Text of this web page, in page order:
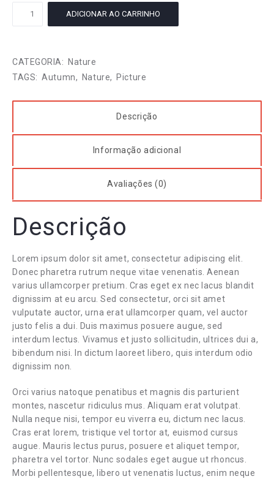
ADICIONAR AO CARRINHO
CATEGORIA: Nature
TAGS: Autumn, Nature, Picture
Descrição
Informação adicional
Avaliações (0)
Descrição
Lorem ipsum dolor sit amet, consectetur adipiscing elit.
Donec pharetra rutrum neque vitae venenatis. Aenean
varius ullamcorper pretium. Cras eget ex nec lacus blandit
dignissim at eu arcu. Sed consectetur, orci sit amet
vulputate auctor, urna erat ullamcorper quam, vel auctor
justo felis a dui. Duis maximus posuere augue, sed
interdum lectus. Vivamus et justo sollicitudin, ultrices dui a,
bibendum nisi. In dictum laoreet libero, quis interdum odio
dignissim non.
Orci varius natoque penatibus et magnis dis parturient
montes, nascetur ridiculus mus. Aliquam erat volutpat.
Nulla neque nisi, tempor eu viverra eu, dictum nec lacus.
Cras erat lorem, tristique vel tortor at, euismod cursus
augue. Mauris lectus purus, posuere et aliquet tempor,
pharetra vel tortor. Nunc sodales eget augue ut rhoncus.
Morbi pellentesque, libero ut venenatis luctus, enim neque